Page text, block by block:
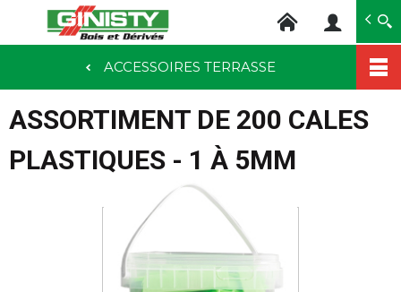
contenu
ACCESSOIRES TERRASSE
ASSORTIMENT DE 200 CALES
PLASTIQUES - 1 À 5MM